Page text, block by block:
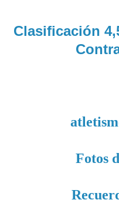
Clasificación
Fotos